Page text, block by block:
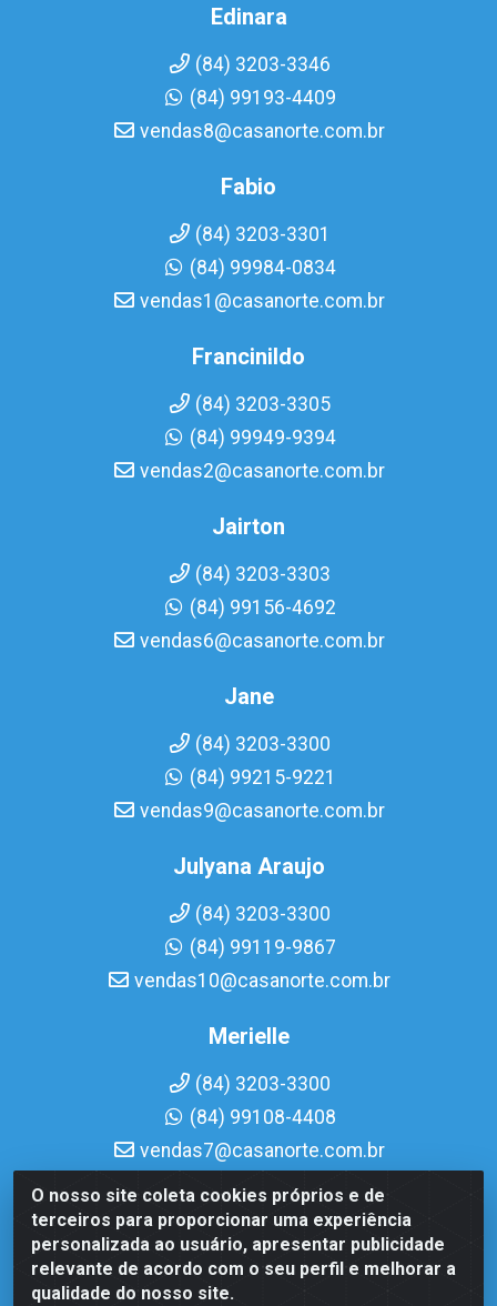
O nosso site coleta cookies próprios e de
terceiros para proporcionar uma experiência
personalizada ao usuário, apresentar publicidade
relevante de acordo com o seu perfil e melhorar a
qualidade do nosso site.
Edinara
(84) 3203-3346
(84) 99193-4409
vendas8@casanorte.com.br
Fabio
(84) 3203-3301
(84) 99984-0834
vendas1@casanorte.com.br
Francinildo
(84) 3203-3305
(84) 99949-9394
vendas2@casanorte.com.br
Jairton
(84) 3203-3303
(84) 99156-4692
vendas6@casanorte.com.br
Jane
(84) 3203-3300
(84) 99215-9221
vendas9@casanorte.com.br
Julyana Araujo
(84) 3203-3300
(84) 99119-9867
vendas10@casanorte.com.br
Merielle
(84) 3203-3300
(84) 99108-4408
vendas7@casanorte.com.br
Casa Norte LTDA - Av. Interventor Mário Câmara, 1815 -
Dix-Sept Rosado, Natal/RN - CEP 59054-600 - CNPJ
08.713.513/0001-51